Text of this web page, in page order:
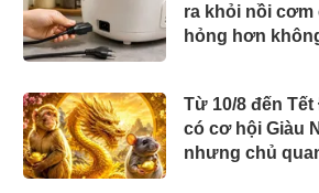
ra khỏi nồi cơm
hỏng hơn
Từ 10/8 đến
có cơ hội Giàu
nhưng chủ